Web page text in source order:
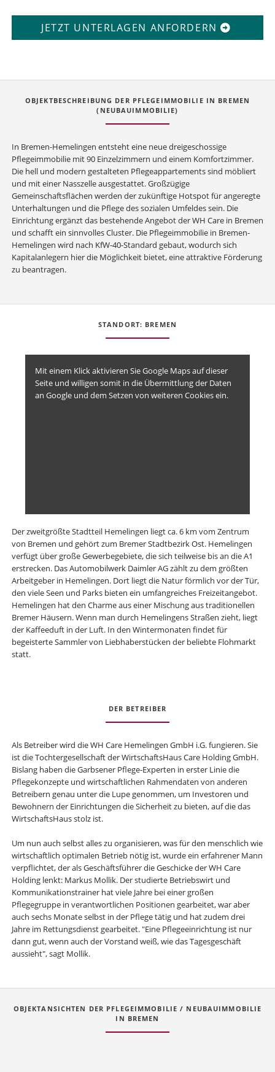
JETZT UNTERLAGEN ANFORDERN
OBJEKTBESCHREIBUNG DER PFLEGEIMMOBILIE IN BREMEN
(NEUBAUIMMOBILIE)
In Bremen-Hemelingen entsteht eine neue dreigeschossige
Pflegeimmobilie mit 90 Einzelzimmern und einem Komfortzimmer.
Die hell und modern gestalteten Pflegeappartements sind möbliert
und mit einer Nasszelle ausgestattet. Großzügige
Gemeinschaftsflächen werden der zukünftige Hotspot für angeregte
Unterhaltungen und die Pflege des sozialen Umfeldes sein. Die
Einrichtung ergänzt das bestehende Angebot der WH Care in Bremen
und schafft ein sinnvolles Cluster. Die Pflegeimmobilie in Bremen-
Hemelingen wird nach KfW-40-Standard gebaut, wodurch sich
Kapitalanlegern hier die Möglichkeit bietet, eine attraktive Förderung
zu beantragen.
STANDORT: BREMEN
Mit einem Klick aktivieren Sie Google Maps auf dieser
Seite und willigen somit in die Übermittlung der Daten
an Google und dem Setzen von weiteren Cookies ein.
Der zweitgrößte Stadtteil Hemelingen liegt ca. 6 km vom Zentrum
von Bremen und gehört zum Bremer Stadtbezirk Ost. Hemelingen
verfügt über große Gewerbegebiete, die sich teilweise bis an die A1
erstrecken. Das Automobilwerk Daimler AG zählt zu dem größten
Arbeitgeber in Hemelingen. Dort liegt die Natur förmlich vor der Tür,
den viele Seen und Parks bieten ein umfangreiches Freizeitangebot.
Hemelingen hat den Charme aus einer Mischung aus traditionellen
Bremer Häusern. Wenn man durch Hemelingens Straßen zieht, liegt
der Kaffeeduft in der Luft. In den Wintermonaten findet für
begeisterte Sammler von Liebhaberstücken der beliebte Flohmarkt
statt.
DER BETREIBER
Als Betreiber wird die WH Care Hemelingen GmbH i.G. fungieren. Sie
ist die Tochtergesellschaft der WirtschaftsHaus Care Holding GmbH.
Bislang haben die Garbsener Pflege-Experten in erster Linie die
Pflegekonzepte und wirtschaftlichen Rahmendaten von anderen
Betreibern genau unter die Lupe genommen, um Investoren und
Bewohnern der Einrichtungen die Sicherheit zu bieten, auf die das
WirtschaftsHaus stolz ist.
Um nun auch selbst alles zu organisieren, was für den menschlich wie
wirtschaftlich optimalen Betrieb nötig ist, wurde ein erfahrener Mann
verpflichtet, der als Geschäftsführer die Geschicke der WH Care
Holding lenkt: Markus Mollik. Der studierte Betriebswirt und
Kommunikationstrainer hat viele Jahre bei einer großen
Pflegegruppe in verantwortlichen Positionen gearbeitet, war aber
auch sechs Monate selbst in der Pflege tätig und hat zudem drei
Jahre im Rettungsdienst gearbeitet. "Eine Pflegeeinrichtung ist nur
dann gut, wenn auch der Vorstand weiß, wie das Tagesgeschäft
aussieht", sagt Mollik.
OBJEKTANSICHTEN DER PFLEGEIMMOBILIE / NEUBAUIMMOBILIE
IN BREMEN